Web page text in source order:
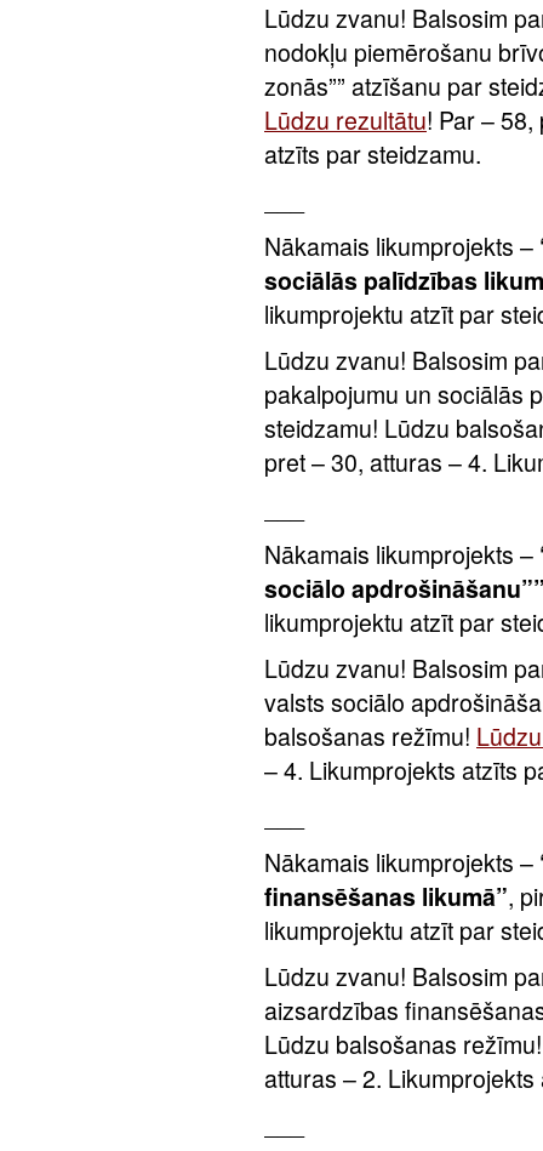
Lūdzu zvanu! Balsosim
nodokļu piemērošanu
zonās”” atzīšanu par
Lūdzu rezultātu! Par –
atzīts par steidzamu.
Nākamais likumprojekts –
sociālās palīdzības
likumprojektu atzīt par
Lūdzu zvanu! Balsosim
pakalpojumu un sociālās
steidzamu! Lūdzu
pret – 30, atturas – 4.
Nākamais likumprojekts –
sociālo
likumprojektu atzīt par
Lūdzu zvanu! Balsosim
valsts sociālo
balsošanas režīmu!
– 4. Likumprojekts atzīts
Nākamais likumprojekts –
finansēšanas likumā”,
likumprojektu atzīt par
Lūdzu zvanu! Balsosim
aizsardzības
Lūdzu balsošanas
atturas – 2.